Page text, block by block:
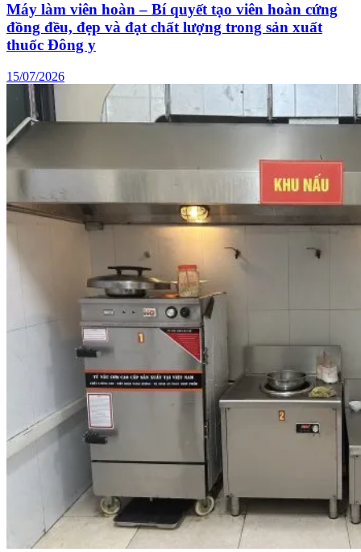
Máy làm viên hoàn – Bí quyết tạo viên hoàn cứng
đồng đều, đẹp và đạt chất lượng trong sản xuất
thuốc Đông y
15/07/2026